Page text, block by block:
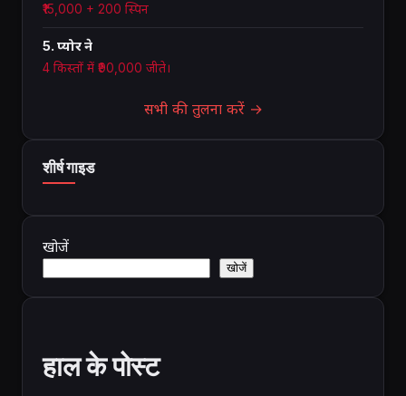
₹15,000 + 200 स्पिन
5. प्योर ने
4 किस्तों में ₹90,000 जीते।
सभी की तुलना करें →
शीर्ष गाइड
खोजें
खोजें
हाल के पोस्ट